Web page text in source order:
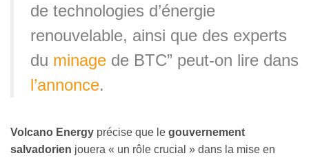
de technologies d’énergie
renouvelable, ainsi que des experts
du minage de BTC” peut-on lire dans
l’annonce.
Volcano Energy précise que le gouvernement
salvadorien jouera « un rôle crucial » dans la mise en